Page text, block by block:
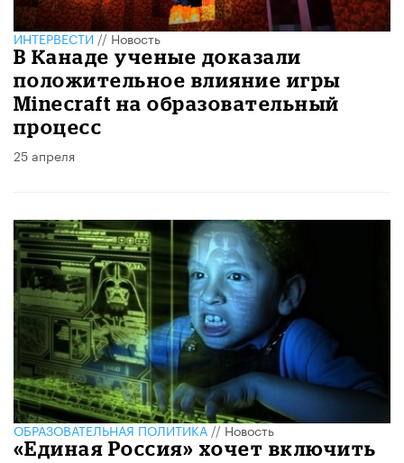
ИНТЕРВЕСТИ//Новость
В Канаде ученые доказали
положительное влияние игры
Minecraft на образовательный
процесс
25 апреля
ОБРАЗОВАТЕЛЬНАЯ ПОЛИТИКА//Новость
«Единая Россия» хочет включить